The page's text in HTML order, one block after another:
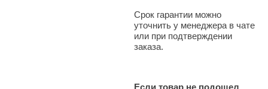
Срок гарантии можно
уточнить у менеджера в чате
или при подтверждении
заказа.
Если товар не подошел